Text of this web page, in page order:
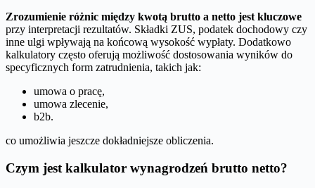
Zrozumienie różnic między kwotą brutto a netto jest kluczowe
przy interpretacji rezultatów. Składki ZUS, podatek dochodowy czy
inne ulgi wpływają na końcową wysokość wypłaty. Dodatkowo
kalkulatory często oferują możliwość dostosowania wyników do
specyficznych form zatrudnienia, takich jak:
umowa o pracę,
umowa zlecenie,
b2b.
co umożliwia jeszcze dokładniejsze obliczenia.
Czym jest kalkulator wynagrodzeń brutto netto?